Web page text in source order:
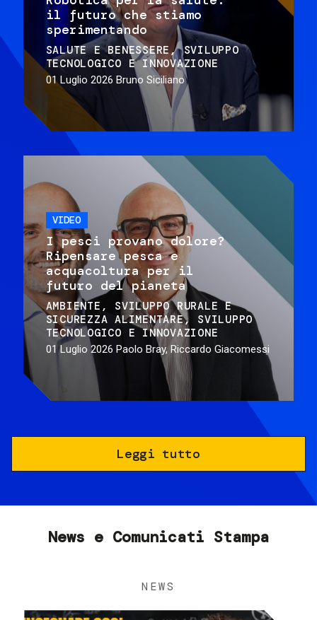
il futuro che stiamo
sperimentando
SALUTE E BENESSERE
SVILUPPO
TECNOLOGICO E INNOVAZIONE
01 Luglio 2026 Bruno Siciliano
VIDEO
I pesci provano dolore?
Ripensare pesca e
acquacoltura per il
futuro del pianeta
AMBIENTE
SVILUPPO RURALE E
SICUREZZA ALIMENTARE
SVILUPPO
TECNOLOGICO E INNOVAZIONE
01 Luglio 2026 Paolo Bray, Riccardo Giacomessi
Leggi tutto
News e Comunicati Stampa
NEWS